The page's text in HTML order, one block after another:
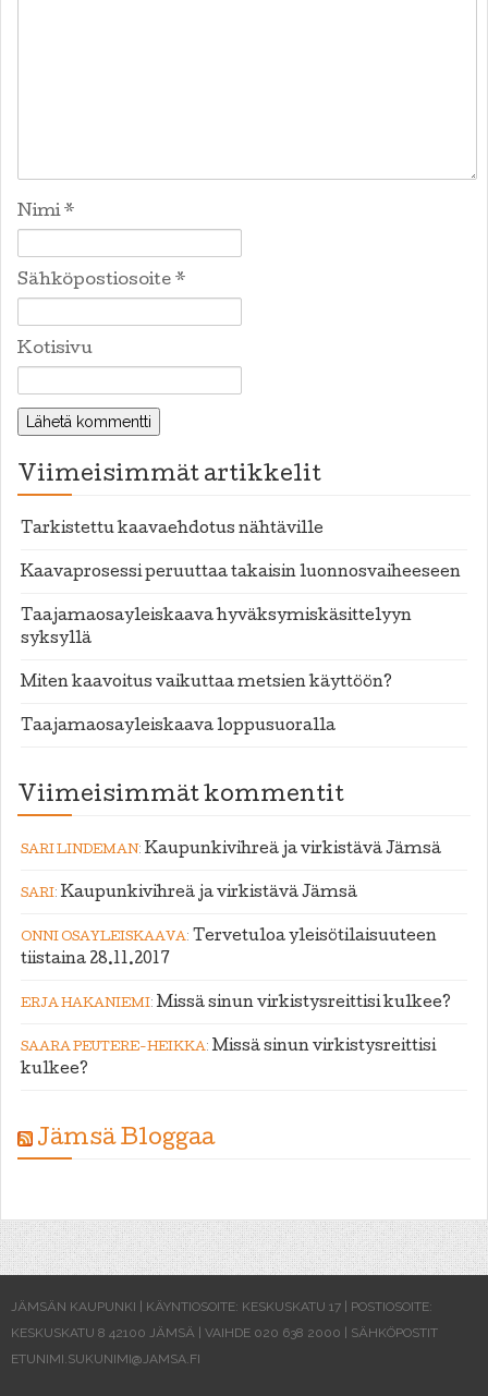
Nimi*
Sähköpostiosoite *
Kotisivu
Viimeisimmät artikkelit
Tarkistettu kaavaehdotus nähtäville
Kaavaprosessi peruuttaa takaisin luonnosvaiheeseen
Taajamaosayleiskaava hyväksymiskäsittelyyn
syksyllä
Miten kaavoitus vaikuttaa metsien käyttöön?
Taajamaosayleiskaava loppusuoralla
Viimeisimmät kommentit
SARI LINDEMAN: Kaupunkivihreä ja virkistävä Jämsä
SARI: Kaupunkivihreä ja virkistävä Jämsä
ONNI OSAYLEISKAAVA: Tervetuloa yleisötilaisuuteen
tiistaina 28.11.2017
ERJA HAKANIEMI: Missä sinun virkistysreittisi kulkee?
SAARA PEUTERE-HEIKKA: Missä sinun virkistysreittisi
kulkee?
Jämsä Bloggaa
JÄMSÄN KAUPUNKI | KÄYNTIOSOITE: KESKUSKATU 17 | POSTIOSOITE:
KESKUSKATU 8 42100 JÄMSÄ | VAIHDE 020 638 2000 | SÄHKÖPOSTIT
ETUNIMI.SUKUNIMI@JAMSA.FI